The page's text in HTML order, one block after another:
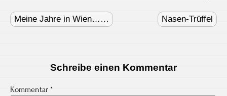
navigation
Meine Jahre in Wien…… Nasen-Trüffel
Schreibe einen Kommentar
Kommentar *